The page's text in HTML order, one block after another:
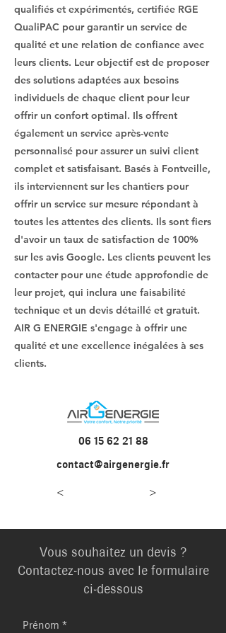
qualifiés et expérimentés, certifiée RGE
QualiPAC pour garantir un service de
qualité et une relation de confiance avec
leurs clients. Leur objectif est de proposer
des solutions adaptées aux besoins
individuels de chaque client pour leur
offrir un confort optimal. Ils offrent
également un service après-vente
personnalisé pour assurer un suivi client
complet et satisfaisant. Basés à Fontveille,
ils interviennent sur les chantiers pour
offrir un service sur mesure répondant à
toutes les attentes des clients. Ils sont fiers
d'avoir un taux de satisfaction de 100%
sur les avis Google. Les clients peuvent les
contacter pour une étude approfondie de
leur projet, qui inclura une faisabilité
technique et un devis détaillé et gratuit.
AIR G ENERGIE s'engage à offrir une
qualité et une excellence inégalées à ses
clients.
06 15 62 21 88
contact@airgenergie.fr
< >
Vous souhaitez un devis ?
Contactez-nous avec le formulaire
ci-dessous
Prénom